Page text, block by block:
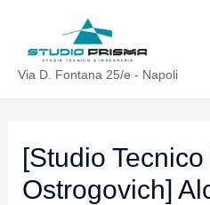
Via D. Fontana 25/e - Napoli
[Studio Tecnico
Ostrogovich]